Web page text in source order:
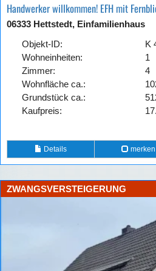
Handwerker willkommen! EFH mit
06333 Hettstedt, Einfamilienhaus
Objekt-ID:
K
Wohneinheiten:
1
Zimmer:
4
Wohnfläche ca.:
Grund­stück ca.:
Kaufpreis:
Details merken
ZWANGSVERSTEIGERUNG